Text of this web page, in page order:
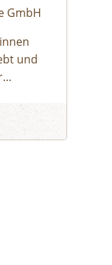
GmbH
und